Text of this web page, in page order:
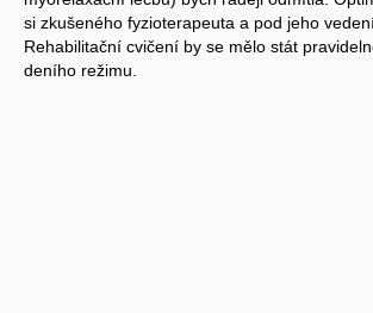
si zkušeného fyzioterapeuta a pod jeho
Rehabilitační cvičení by se mělo stát
deního režimu.